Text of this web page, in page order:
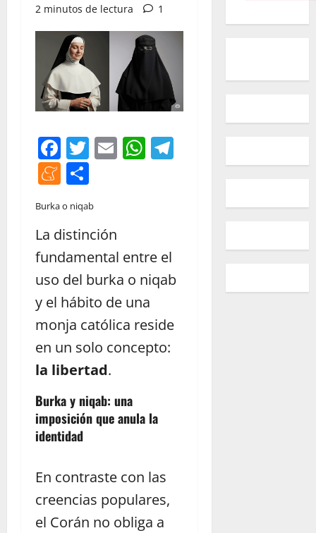
2 minutos de lectura
1
Facebook
Twitter
EmailWhatsApp
Meneame
Burka o niqab
La distinción
fundamental entre el
uso del burka o niqab
y el hábito de una
monja católica reside
en un solo concepto:
la libertad.
Burka y niqab: una
imposición que anula la
identidad
En contraste con las
creencias populares,
el Corán no obliga a